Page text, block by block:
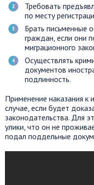
Требовать
по месту
Брать письменные
граждан, если они
миграционного
Осуществлять
документов
подлинность.
Применение наказания к
случае, если будет
законодательства. Для
улики, что он не
подал поддельные